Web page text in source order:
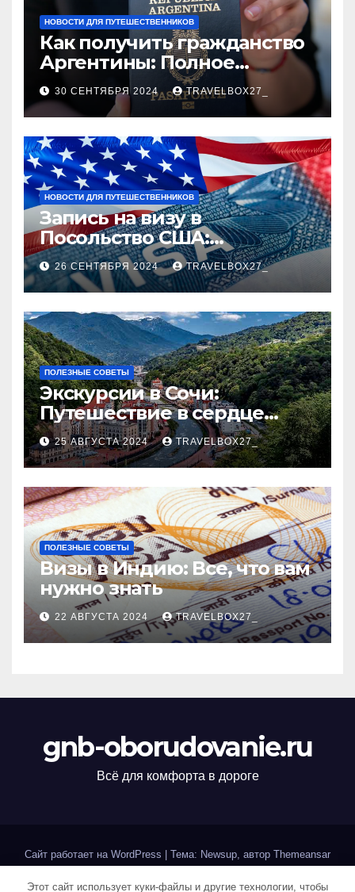
НОВОСТИ ДЛЯ ПУТЕШЕСТВЕННИКОВ
Как получить гражданство
Аргентины: Полное
руководство
30 СЕНТЯБРЯ 2024 TRAVELBOX27_
НОВОСТИ ДЛЯ ПУТЕШЕСТВЕННИКОВ
Запись на визу в
Посольство США:
Пошаговое руководство
26 СЕНТЯБРЯ 2024 TRAVELBOX27_
ПОЛЕЗНЫЕ СОВЕТЫ
Экскурсии в Сочи:
Путешествие в сердце
Черноморского курорта
25 АВГУСТА 2024 TRAVELBOX27_
ПОЛЕЗНЫЕ СОВЕТЫ
Визы в Индию: Все, что вам
нужно знать
22 АВГУСТА 2024 TRAVELBOX27_
gnb-oborudovanie.ru
Всё для комфорта в дороге
Сайт работает на WordPress Тема: Newsup, автор Themeansar
Этот сайт использует куки-файлы и другие технологии, чтобы